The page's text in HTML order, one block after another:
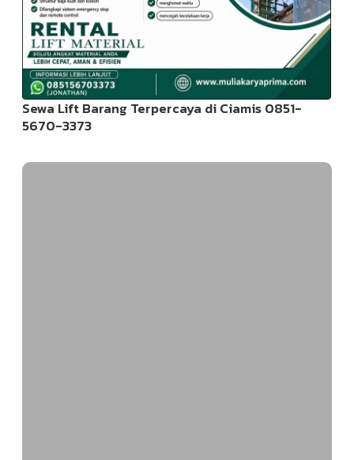
Sewa Lift Barang Terpercaya di Ciamis 0851-
5670-3373